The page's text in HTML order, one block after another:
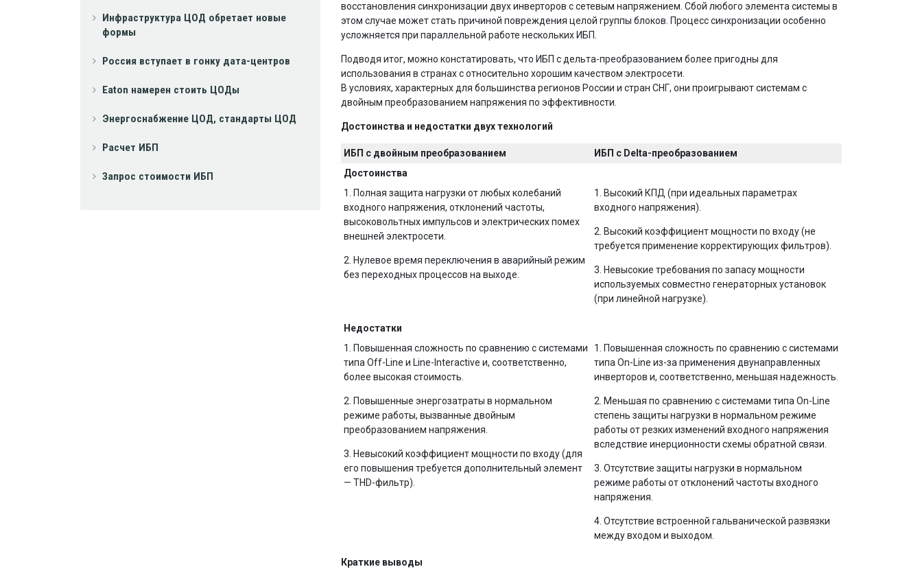
Инфраструктура ЦОД обретает новые
формы
Россия вступает в гонку дата-центров
Eaton намерен стоить ЦОДы
Энергоснабжение ЦОД, стандарты ЦОД
Расчет ИБП
Запрос стоимости ИБП
восстановления синхронизации двух инверторов с сетевым напряжением. Сбой любого элемента системы в
этом случае может стать причиной повреждения целой группы блоков. Процесс синхронизации особенно
усложняется при параллельной работе нескольких ИБП.
Подводя итог, можно констатировать, что ИБП с дельта-преобразованием более пригодны для
использования в странах с относительно хорошим качеством электросети.
В условиях, характерных для большинства регионов России и стран СНГ, они проигрывают системам с
двойным преобразованием напряжения по эффективности.
Достоинства и недостатки двух технологий
ИБП с двойным преобразованием
ИБП с Delta-преобразованием
Достоинства
1. Полная защита нагрузки от любых колебаний
входного напряжения, отклонений частоты,
высоковольтных импульсов и электрических помех
внешней электросети.
2. Нулевое время переключения в аварийный режим
без переходных процессов на выходе.
1. Высокий КПД (при идеальных параметрах
входного напряжения).
2. Высокий коэффициент мощности по входу (не
требуется применение корректирующих фильтров).
3. Невысокие требования по запасу мощности
используемых совместно генераторных установок
(при линейной нагрузке).
Недостатки
1. Повышенная сложность по сравнению с системами
типа Off-Line и Line-Interactive и, соответственно,
более высокая стоимость.
2. Повышенные энергозатраты в нормальном
режиме работы, вызванные двойным
преобразованием напряжения.
3. Невысокий коэффициент мощности по входу (для
его повышения требуется дополнительный элемент
— THD-фильтр).
1. Повышенная сложность по сравнению с системами
типа On-Line из-за применения двунаправленных
инверторов и, соответственно, меньшая надежность.
2. Меньшая по сравнению с системами типа On-Line
степень защиты нагрузки в нормальном режиме
работы от резких изменений входного напряжения
вследствие инерционности схемы обратной связи.
3. Отсутствие защиты нагрузки в нормальном
режиме работы от отклонений частоты входного
напряжения.
4. Отсутствие встроенной гальванической развязки
между входом и выходом.
Краткие выводы